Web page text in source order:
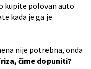
kupite polovan auto
kada je ga je
nije potrebna, onda
čime dopuniti?